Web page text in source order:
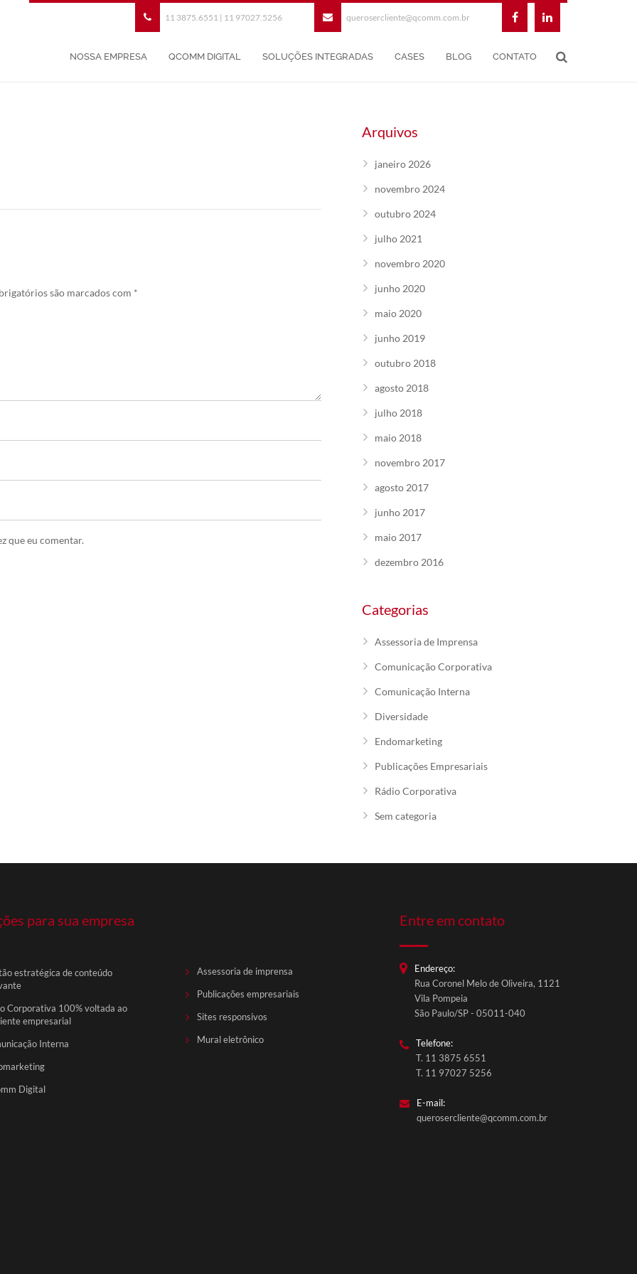
11 3875.6551 | 11 97027.5256 querosercliente@qcomm.com.br
NOSSA EMPRESA QCOMM DIGITAL SOLUÇÕES INTEGRADAS CASES BLOG CONTATO
são marcados com *
que eu comentar.
Arquivos
janeiro 2026
novembro 2024
outubro 2024
julho 2021
novembro 2020
junho 2020
maio 2020
junho 2019
outubro 2018
agosto 2018
julho 2018
maio 2018
novembro 2017
agosto 2017
junho 2017
maio 2017
dezembro 2016
Categorias
Assessoria de Imprensa
Comunicação Corporativa
Comunicação Interna
Diversidade
Endomarketing
Publicações Empresariais
Rádio Corporativa
Sem categoria
para sua empresa
estratégica de conteúdo
Corporativa 100% voltada ao
empresarial
Interna
Digital
Assessoria de imprensa
Publicações empresariais
Sites responsivos
Mural eletrônico
Entre em contato
Endereço:
Rua Coronel Melo de Oliveira, 1121
Vila Pompeia
São Paulo/SP - 05011-040
Telefone:
T. 11 3875 6551
T. 11 97027 5256
E-mail:
querosercliente@qcomm.com.br